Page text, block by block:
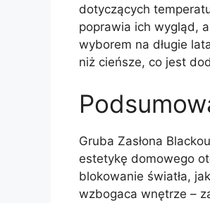
dotyczących
poprawia ich wygląd,
wyborem na długie
niż cieńsze, co jest
Gruba Zasłona
estetykę domowego
blokowanie światła,
wzbogaca wnętrze –